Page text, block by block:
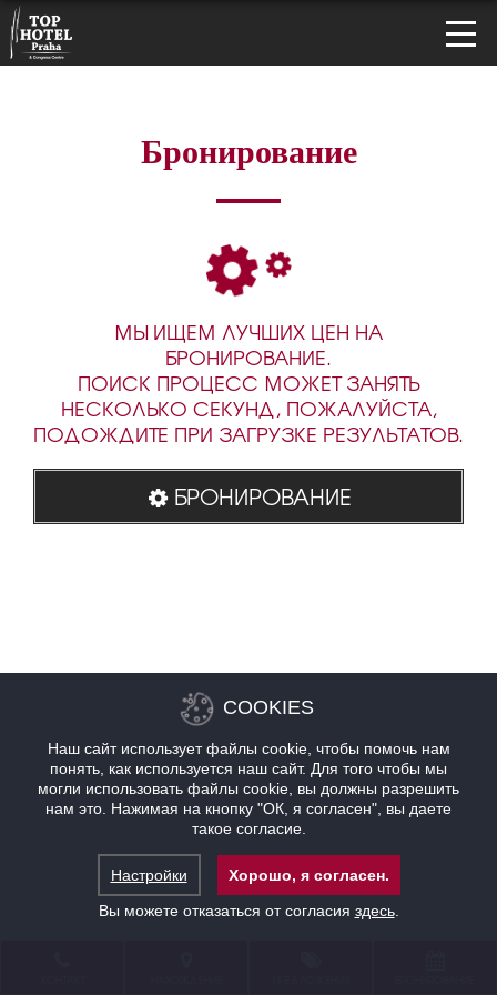
Бронирование
МЫ ИЩЕМ ЛУЧШИХ ЦЕН НА
БРОНИРОВАНИЕ.
ПОИСК ПРОЦЕСС МОЖЕТ ЗАНЯТЬ
НЕСКОЛЬКО СЕКУНД, ПОЖАЛУЙСТА,
ПОДОЖДИТЕ ПРИ ЗАГРУЗКЕ РЕЗУЛЬТАТОВ.
БРОНИРОВАНИЕ
COOKIES
Наш сайт использует файлы cookie, чтобы помочь нам
понять, как используется наш сайт. Для того чтобы мы
могли использовать файлы cookie, вы должны разрешить
нам это. Нажимая на кнопку "ОК, я согласен", вы даете
такое согласие.
Настройки
Хорошо, я согласен.
Вы можете отказаться от согласия здесь.